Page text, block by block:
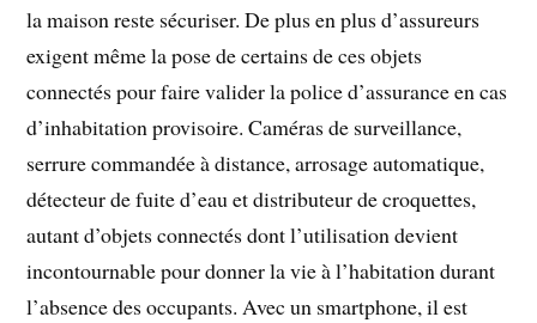
la maison reste sécuriser. De plus en plus d’assureurs
exigent même la pose de certains de ces objets
connectés pour faire valider la police d’assurance en cas
d’inhabitation provisoire. Caméras de surveillance,
serrure commandée à distance, arrosage automatique,
détecteur de fuite d’eau et distributeur de croquettes,
autant d’objets connectés dont l’utilisation devient
incontournable pour donner la vie à l’habitation durant
l’absence des occupants. Avec un smartphone, il est